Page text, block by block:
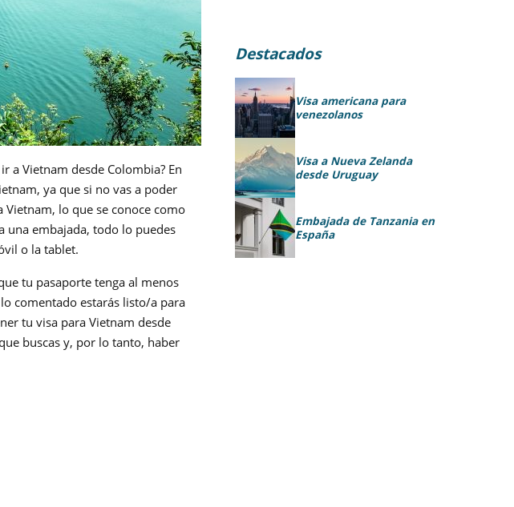
a Vietnam desde Colombia? En
ya que si no vas a poder
lo que se conoce como
una embajada, todo lo puedes
o la tablet.
tu pasaporte tenga al menos
comentado estarás listo/a para
tu visa para Vietnam desde
buscas y, por lo tanto, haber
Destacados
Visa americana para
venezolanos
Visa a Nueva Zelanda
desde Uruguay
Embajada de Tanzania en
España